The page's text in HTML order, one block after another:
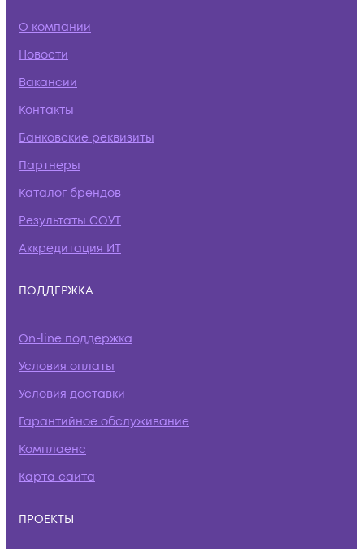
О компании
Новости
Вакансии
Контакты
Банковские реквизиты
Партнеры
Каталог брендов
Результаты СОУТ
Аккредитация ИТ
ПОДДЕРЖКА
On-line поддержка
Условия оплаты
Условия доставки
Гарантийное обслуживание
Комплаенс
Карта сайта
ПРОЕКТЫ